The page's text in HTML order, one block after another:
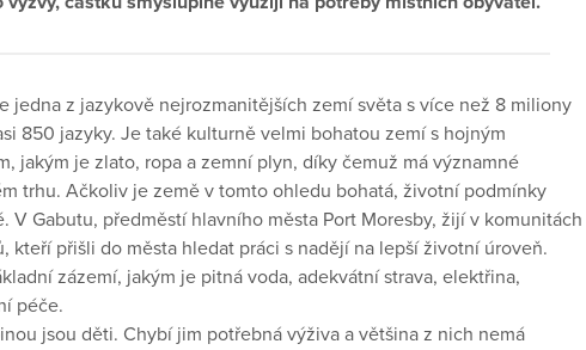
jedna z jazykově nejrozmanitějších zemí světa s více než 8 miliony
850 jazyky. Je také kulturně velmi bohatou zemí s hojným
jakým je zlato, ropa a zemní plyn, díky čemuž má významné
trhu. Ačkoliv je země v tomto ohledu bohatá, životní podmínky
V Gabutu, předměstí hlavního města Port Moresby, žijí v komunitách
kteří přišli do města hledat práci s nadějí na lepší životní úroveň.
zázemí, jakým je pitná voda, adekvátní strava, elektřina,
péče.
jsou děti. Chybí jim potřebná výživa a většina z nich nemá